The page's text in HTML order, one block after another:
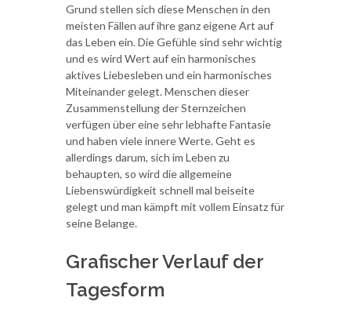
Grund stellen sich diese Menschen in den
meisten Fällen auf ihre ganz eigene Art auf
das Leben ein. Die Gefühle sind sehr wichtig
und es wird Wert auf ein harmonisches
aktives Liebesleben und ein harmonisches
Miteinander gelegt. Menschen dieser
Zusammenstellung der Sternzeichen
verfügen über eine sehr lebhafte Fantasie
und haben viele innere Werte. Geht es
allerdings darum, sich im Leben zu
behaupten, so wird die allgemeine
Liebenswürdigkeit schnell mal beiseite
gelegt und man kämpft mit vollem Einsatz für
seine Belange.
Grafischer Verlauf der
Tagesform